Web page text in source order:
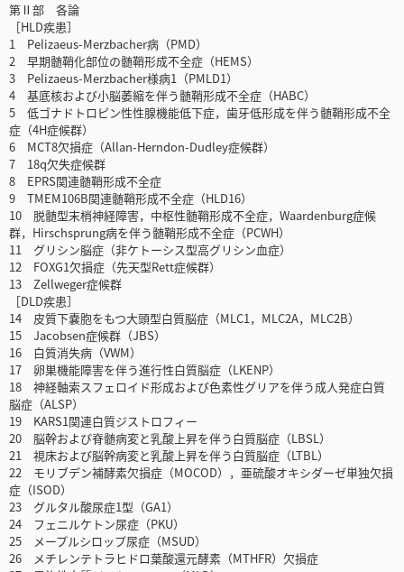
第Ⅱ部 各論
［HLD疾患］
1 Pelizaeus-Merzbacher病（PMD）
2 早期髄鞘化部位の髄鞘形成不全症（HEMS）
3 Pelizaeus-Merzbacher様病1（PMLD1）
4 基底核および小脳萎縮を伴う髄鞘形成不全症（HABC）
5 低ゴナドトロピン性性腺機能低下症，歯牙低形成を伴う髄鞘形成不全
症（4H症候群）
6 MCT8欠損症（Allan-Herndon-Dudley症候群）
7 18q欠失症候群
8 EPRS関連髄鞘形成不全症
9 TMEM106B関連髄鞘形成不全症（HLD16）
10 脱髄型末梢神経障害，中枢性髄鞘形成不全症，Waardenburg症候
群，Hirschsprung病を伴う髄鞘形成不全症（PCWH）
11 グリシン脳症（非ケトーシス型高グリシン血症）
12 FOXG1欠損症（先天型Rett症候群）
13 Zellweger症候群
［DLD疾患］
14 皮質下嚢胞をもつ大頭型白質脳症（MLC1，MLC2A，MLC2B）
15 Jacobsen症候群（JBS）
16 白質消失病（VWM）
17 卵巣機能障害を伴う進行性白質脳症（LKENP）
18 神経軸索スフェロイド形成および色素性グリアを伴う成人発症白質
脳症（ALSP）
19 KARS1関連白質ジストロフィー
20 脳幹および脊髄病変と乳酸上昇を伴う白質脳症（LBSL）
21 視床および脳幹病変と乳酸上昇を伴う白質脳症（LTBL）
22 モリブデン補酵素欠損症（MOCOD），亜硫酸オキシダーゼ単独欠損
症（ISOD）
23 グルタル酸尿症1型（GA1）
24 フェニルケトン尿症（PKU）
25 メープルシロップ尿症（MSUD）
26 メチレンテトラヒドロ葉酸還元酵素（MTHFR）欠損症